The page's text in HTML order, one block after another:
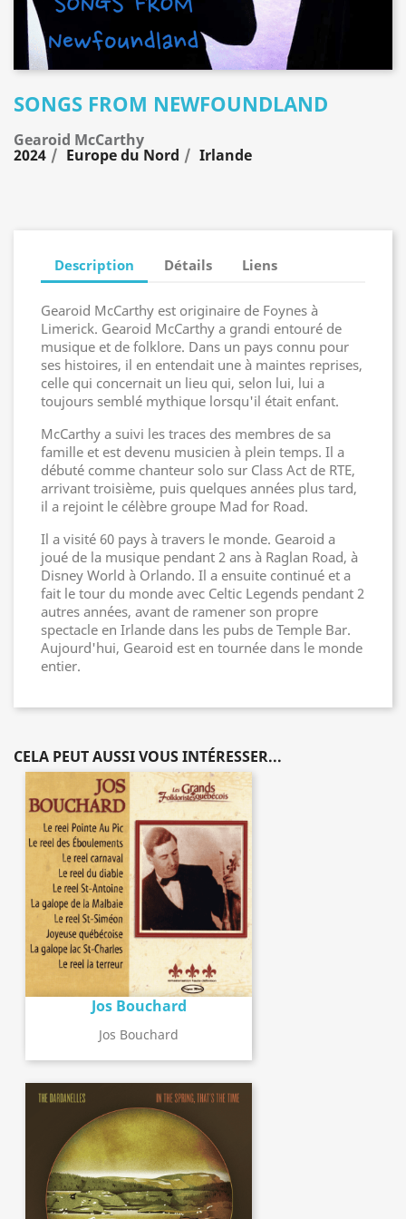
SONGS FROM NEWFOUNDLAND
Gearoid McCarthy
2024 Europe du Nord Irlande
Description Détails Liens
Gearoid McCarthy est originaire de Foynes à
Limerick. Gearoid McCarthy a grandi entouré de
musique et de folklore. Dans un pays connu pour
ses histoires, il en entendait une à maintes reprises,
celle qui concernait un lieu qui, selon lui, lui a
toujours semblé mythique lorsqu'il était enfant.
McCarthy a suivi les traces des membres de sa
famille et est devenu musicien à plein temps. Il a
débuté comme chanteur solo sur Class Act de RTE,
arrivant troisième, puis quelques années plus tard,
il a rejoint le célèbre groupe Mad for Road.
Il a visité 60 pays à travers le monde. Gearoid a
joué de la musique pendant 2 ans à Raglan Road, à
Disney World à Orlando. Il a ensuite continué et a
fait le tour du monde avec Celtic Legends pendant 2
autres années, avant de ramener son propre
spectacle en Irlande dans les pubs de Temple Bar.
Aujourd'hui, Gearoid est en tournée dans le monde
entier.
CELA PEUT AUSSI VOUS INTÉRESSER...
Jos Bouchard
Jos Bouchard